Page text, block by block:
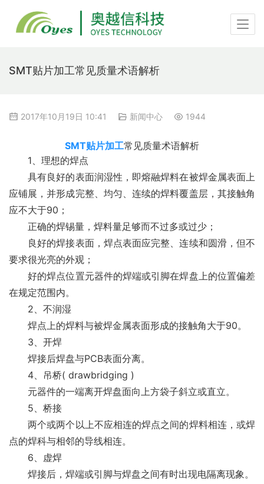
SMT贴片加工常见质量术语解析
2017年10月19日 10:41 新闻中心 1944
SMT贴片加工常见质量术语解析
1、理想的焊点
具有良好的表面润湿性，即熔融焊料在被焊金属表面上
应铺展，并形成完整、均匀、连续的焊料覆盖层，其接触角
应不大于90；
正确的焊锡量，焊料量足够而不过多或过少；
良好的焊接表面，焊点表面应完整、连续和圆滑，但不
要求很光亮的外观；
好的焊点位置元器件的焊端或引脚在焊盘上的位置偏差
在规定范围内。
2、不润湿
焊点上的焊料与被焊金属表面形成的接触角大于90。
3、开焊
焊接后焊盘与PCB表面分离。
4、吊桥( drawbridging )
元器件的一端离开焊盘面向上方袋子斜立或直立。
5、桥接
两个或两个以上不应相连的焊点之间的焊料相连，或焊
点的焊科与相邻的导线相连。
6、虚焊
焊接后，焊端或引脚与焊盘之间有时出现电隔离现象。